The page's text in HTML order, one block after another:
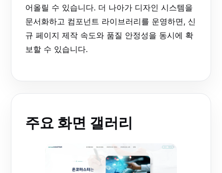
어올릴 수 있습니다. 더 나아가 디자인 시스템을
문서화하고 컴포넌트 라이브러리를 운영하면, 신
규 페이지 제작 속도와 품질 안정성을 동시에 확
보할 수 있습니다.
주요 화면 갤러리